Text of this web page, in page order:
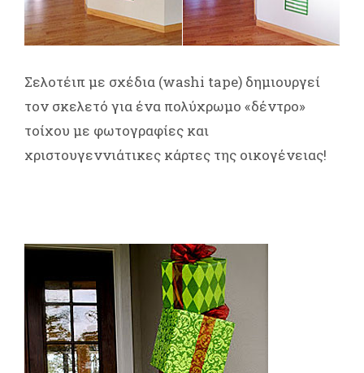
Σελοτέιπ με σχέδια (washi tape) δημιουργεί
τον σκελετό για ένα πολύχρωμο «δέντρο»
τοίχου με φωτογραφίες και
χριστουγεννιάτικες κάρτες της οικογένειας!